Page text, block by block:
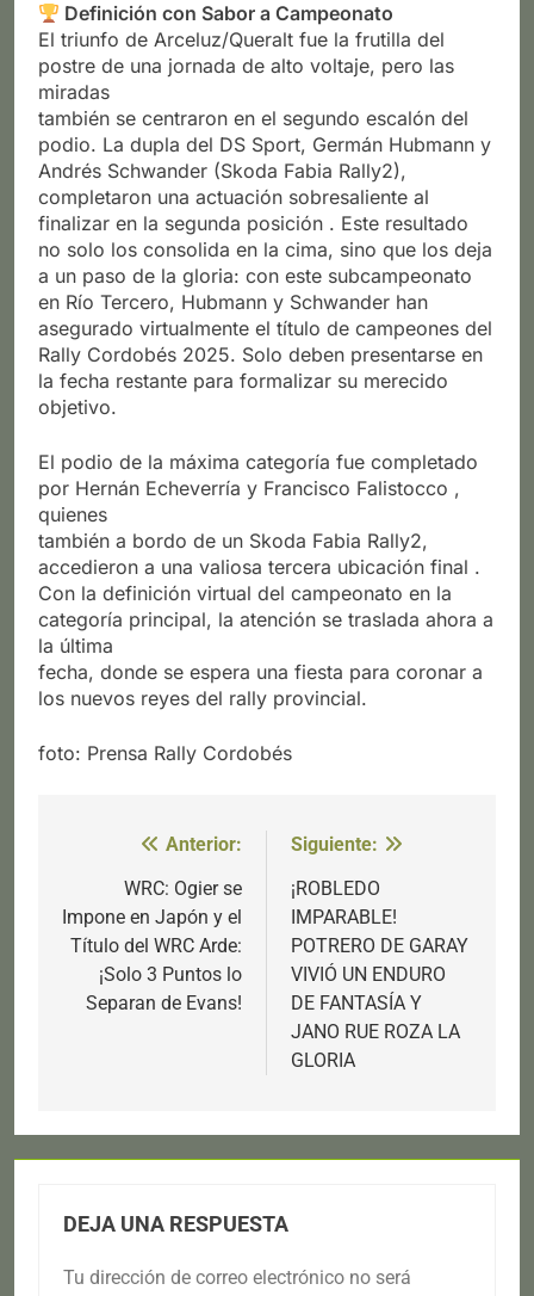
Definición con Sabor a Campeonato
El triunfo de Arceluz/Queralt fue la frutilla del
postre de una jornada de alto voltaje, pero las
miradas
también se centraron en el segundo escalón del
podio. La dupla del DS Sport, Germán Hubmann y
Andrés Schwander (Skoda Fabia Rally2),
completaron una actuación sobresaliente al
finalizar en la segunda posición . Este resultado
no solo los consolida en la cima, sino que los deja
a un paso de la gloria: con este subcampeonato
en Río Tercero, Hubmann y Schwander han
asegurado virtualmente el título de campeones del
Rally Cordobés 2025. Solo deben presentarse en
la fecha restante para formalizar su merecido
objetivo.
El podio de la máxima categoría fue completado
por Hernán Echeverría y Francisco Falistocco ,
quienes
también a bordo de un Skoda Fabia Rally2,
accedieron a una valiosa tercera ubicación final .
Con la definición virtual del campeonato en la
categoría principal, la atención se traslada ahora a
la última
fecha, donde se espera una fiesta para coronar a
los nuevos reyes del rally provincial.
foto: Prensa Rally Cordobés
Navegación
entradas
Anterior:
WRC: Ogier se
Impone en Japón y el
Título del WRC Arde:
¡Solo 3 Puntos lo
Separan de Evans!
Siguiente:
¡ROBLEDO
IMPARABLE!
POTRERO DE GARAY
VIVIÓ UN ENDURO
DE FANTASÍA Y
JANO RUE ROZA LA
GLORIA
DEJA UNA RESPUESTA
Tu dirección de correo electrónico no será